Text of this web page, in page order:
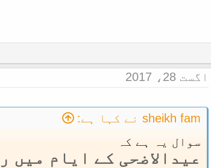
اگست 28، 2017
sheikh fam نے کہا ہے:
سوال یہ ہے کہ
عیدالاضحی کے ایام میں